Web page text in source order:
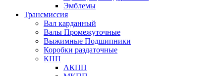
Эмблемы
Трансмиссия
Вал карданный
Валы Промежуточные
Выжимные Подшипники
Коробки раздаточные
КПП
АКПП